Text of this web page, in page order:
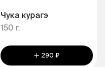
Чука курагэ
150 г.
290 ₽